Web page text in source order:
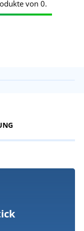
von 0.